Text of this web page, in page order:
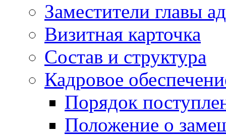
Заместители главы
Визитная карточка
Состав и структура
Кадровое
Порядок
Положение о